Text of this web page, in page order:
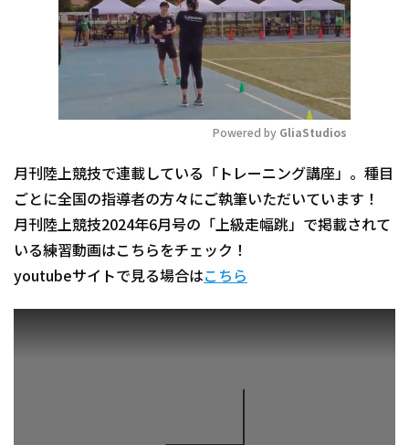
Mute
Powered by GliaStudios
月刊陸上競技で連載している「トレーニング講座」。種目
ごとに全国の指導者の方々にご執筆いただいています！
月刊陸上競技2024年6月号の「上級走幅跳」で掲載されて
いる練習動画はこちらをチェック！
youtubeサイトで見る場合はこちら